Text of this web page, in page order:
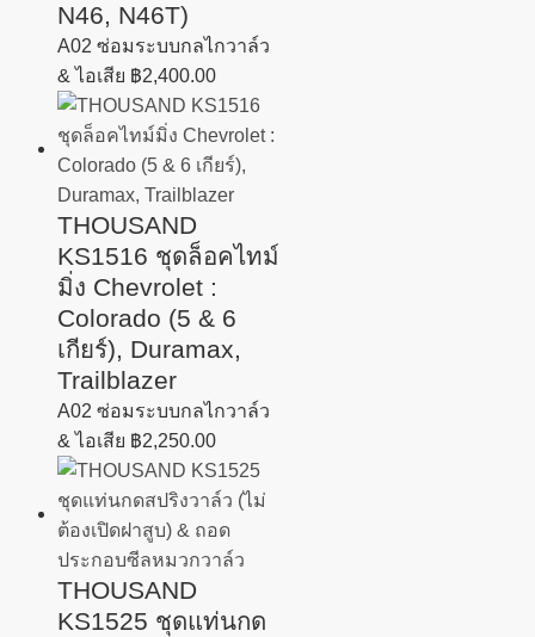
N46, N46T)
A02 ซ่อมระบบกลไกวาล์ว
& ไอเสีย ฿2,400.00
THOUSAND
KS1516 ชุดล็อคไทม์
มิ่ง Chevrolet :
Colorado (5 & 6
เกียร์), Duramax,
Trailblazer
A02 ซ่อมระบบกลไกวาล์ว
& ไอเสีย ฿2,250.00
THOUSAND
KS1525 ชุดแท่นกด